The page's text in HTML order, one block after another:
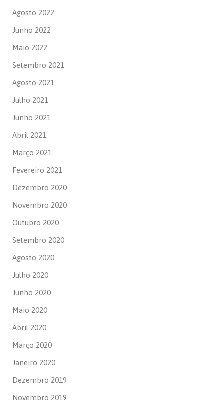
Agosto 2022
Junho 2022
Maio 2022
Setembro 2021
Agosto 2021
Julho 2021
Junho 2021
Abril 2021
Março 2021
Fevereiro 2021
Dezembro 2020
Novembro 2020
Outubro 2020
Setembro 2020
Agosto 2020
Julho 2020
Junho 2020
Maio 2020
Abril 2020
Março 2020
Janeiro 2020
Dezembro 2019
Novembro 2019